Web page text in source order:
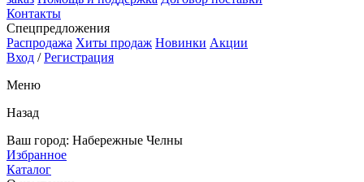
Контакты
Спецпредложения
Распродажа Хиты продаж Новинки Акции
Вход /Регистрация
Меню
Назад
Ваш город: Набережные Челны
Избранное
Каталог